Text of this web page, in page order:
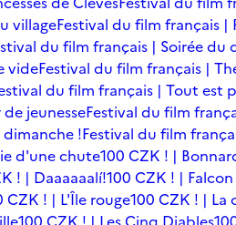
villageFestival du film français |
du film français | Soirée du
videFestival du film français |
du film français | Tout est
jeunesseFestival du film
!Festival du film
d'une chute100 CZK ! |
! | Daaaaaalí!100 CZK ! |
CZK ! | L'Île rouge100 CZK ! | La